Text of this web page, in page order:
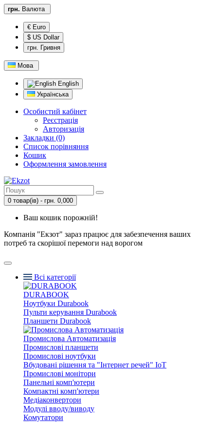
грн. Валюта
€ Euro
$ US Dollar
грн. Гривня
Мова
English
Українська
Особистий кабінет
Реєстрація
Авторизація
Закладки (0)
Список порівняння
Кошик
Оформлення замовлення
0 товар(ів) - грн. 0,000
Ваш кошик порожній!
Компанія "Екзот" зараз працює для забезпечення ваших
потреб та скорішої перемоги над ворогом
Всі категорії
DURABOOK
Ноутбуки Durabook
Пульти керування Durabook
Планшети Durabook
Промислова Автоматизація
Промислові планшети
Промислові ноутбуки
Вбудовані рішення та "Інтернет речей" IoT
Промислові монітори
Панельні комп'ютери
Компактні комп'ютери
Медіаконвертори
Модулі вводу/виводу
Комутатори